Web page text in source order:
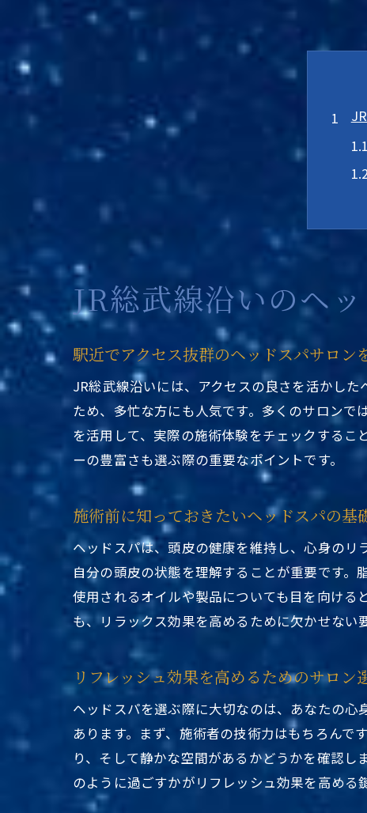
JR総武線沿いのヘ
駅近でアクセス抜群のヘッドスパサロン
JR総武線沿いには、アクセスの良さを活かし
ため、多忙な方にも人気です。多くのサロン
を活用して、実際の施術体験をチェックする
ーの豊富さも選ぶ際の重要なポイントです。
施術前に知っておきたいヘッドスパの基
ヘッドスパは、頭皮の健康を維持し、心身の
自分の頭皮の状態を理解することが重要です
使用されるオイルや製品についても目を向け
も、リラックス効果を高めるために欠かせない
リフレッシュ効果を高めるためのサロン
ヘッドスパを選ぶ際に大切なのは、あなたの
あります。まず、施術者の技術力はもちろん
り、そして静かな空間があるかどうかを確認
のように過ごすかがリフレッシュ効果を高め